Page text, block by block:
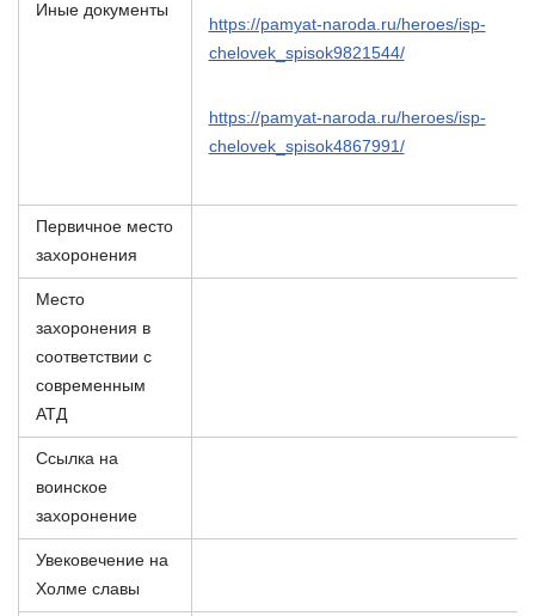
Иные документы
https://pamyat-naroda.ru/heroes/isp-
chelovek_spisok9821544/
https://pamyat-naroda.ru/heroes/isp-
chelovek_spisok4867991/
Первичное место
захоронения
Место
захоронения в
соответствии с
современным
АТД
Ссылка на
воинское
захоронение
Увековечение на
Холме славы